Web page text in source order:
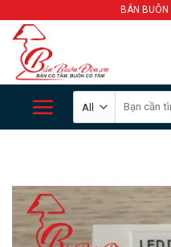
content
BÁN BUÔN
for: